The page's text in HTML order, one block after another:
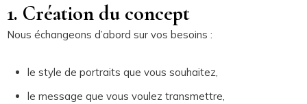
1. Création du concept
Nous échangeons d’abord sur vos besoins :
le style de portraits que vous souhaitez,
le message que vous voulez transmettre,